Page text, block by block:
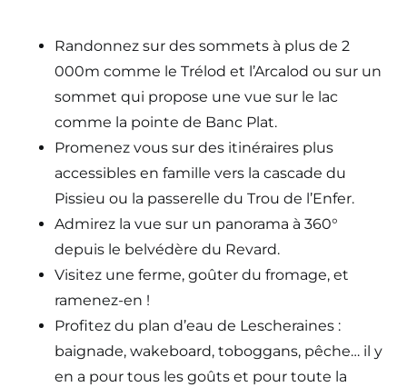
Randonnez sur des sommets à plus de 2
000m comme le Trélod et l’Arcalod ou sur un
sommet qui propose une vue sur le lac
comme la pointe de Banc Plat.
Promenez vous sur des itinéraires plus
accessibles en famille vers la cascade du
Pissieu ou la passerelle du Trou de l’Enfer.
Admirez la vue sur un panorama à 360°
depuis le belvédère du Revard.
Visitez une ferme, goûter du fromage, et
ramenez-en !
Profitez du plan d’eau de Lescheraines :
baignade, wakeboard, toboggans, pêche… il y
en a pour tous les goûts et pour toute la